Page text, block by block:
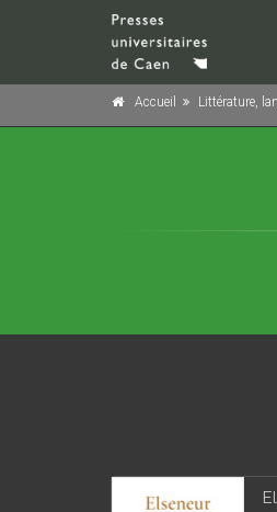
Accueil Littérature,